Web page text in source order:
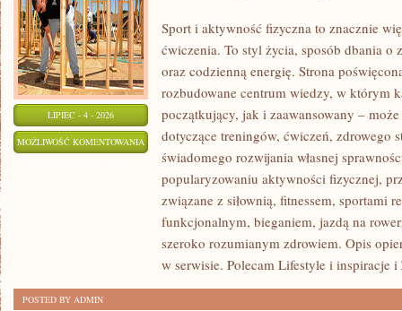
LIPIEC - 4 - 2026
MOŻLIWOŚĆ KOMENTOWANIA TRENING
SIŁOWY
Sport i aktywność fizyczna to znacznie
ćwiczenia. To styl życia, sposób dbania o
oraz codzienną energię. Strona
rozbudowane centrum wiedzy, w którym
początkujący, jak i zaawansowany –
dotyczące treningów, ćwiczeń, zdrowego
świadomego rozwijania własnej
popularyzowaniu aktywności fizycznej,
związane z siłownią, fitnessem, sportami
funkcjonalnym, bieganiem, jazdą na
szeroko rozumianym zdrowiem. Opis
w serwisie. Polecam Lifestyle i inspiracje i
POSTED BY ADMIN